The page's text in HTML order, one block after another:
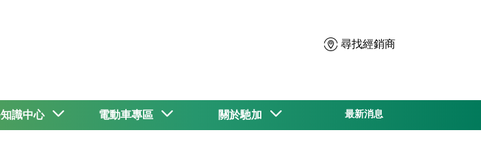
尋找經銷商
識中心 電動車專區 關於馳加 最新消息